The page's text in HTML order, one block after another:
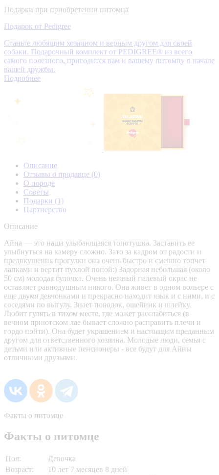
Подарки при приобретении питомца
Подарок от Pedigree
Станьте любящим хозяином и верным другом для своей
собаки. Подарочный комплект от PEDIGREE® из всего
самого полезного, пригодится вам и вашему питомцу в начале
вашей дружбы.
Подробнее
Описание
Отзывы о продавце (0)
О породе
Советы
Подарки (1)
Партнерство
Описание
Айна — это наша улыбающаяся топотушка. Заставить ее
улыбнуться на камеру сложно. Зато за кадром от радости и
предвкушения прогулки она очень быстро и смешно топчет
лапками и вертит пухлой попой:) Задорная небольшая (около
50 см) молодая булочка. Очень нежный палевый окрас не
оставляет равнодушным никого. Она живет в одном вольере с
еще двумя девчонками и прекрасно находит язык и с ними, и с
соседями по выгулу. Знает поводок, ошейник и шлейку.
Любит гулять в тихом месте, где может расслабиться (в
вечном приютском лае бывает сложно расправить плечи и
гордо пойти). Она будет украшением и настоящим преданным
другом для ответственного хозяина. Молодые люди, семья с
детьми или активные пенсионеры - все будут для Айны
отличными друзьями.
Факты о питомце
Факты о питомце
Пол:
Девочка
Возраст:
10 лет 7 месяцев 8 дней